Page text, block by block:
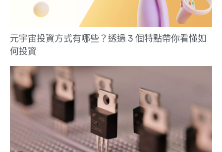
元宇宙投資方式有哪些？透過 3 個特點帶你看懂如
何投資